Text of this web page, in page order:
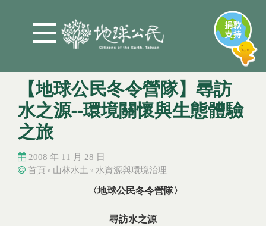
【地球公民冬令營隊】尋訪
水之源--環境關懷與生態體驗
之旅
2008 年 11 月 28 日
首頁 » 山林水土 » 水資源與環境治理
〈地球公民冬令營隊〉
尋訪水之源